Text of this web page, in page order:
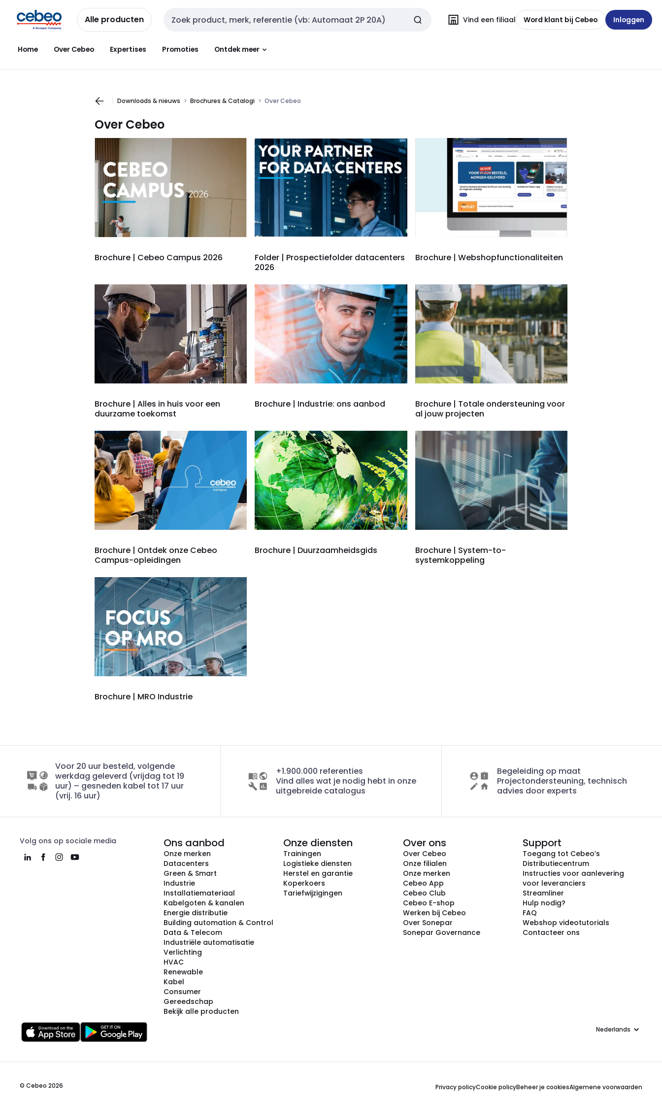
naar
navigatie
naar
inhoud
Alle producten Zoekveld invoer Vind een filiaal Word klant bij Cebeo Inloggen
Home Over Cebeo Expertises Promoties Ontdek meer
Downloads & nieuws Brochures & Catalogi Over Cebeo
Over Cebeo
Brochure | Cebeo Campus 2026
Folder | Prospectiefolder datacenters
2026
Brochure | Webshopfunctionaliteiten
Brochure | Alles in huis voor een
duurzame toekomst
Brochure | Industrie: ons aanbod
Brochure | Totale ondersteuning voor
al jouw projecten
Brochure | Ontdek onze Cebeo
Campus-opleidingen
Brochure | Duurzaamheidsgids
Brochure | System-to-
systemkoppeling
Brochure | MRO Industrie
Voor 20 uur besteld, volgende
werkdag geleverd (vrijdag tot 19
uur) – gesneden kabel tot 17 uur
(vrij. 16 uur)
+1.900.000 referenties
Vind alles wat je nodig hebt in onze
uitgebreide catalogus
Begeleiding op maat
Projectondersteuning, technisch
advies door experts
Volg ons op sociale media Ons aanbod
Onze merken
Datacenters
Green & Smart
Industrie
Installatiemateriaal
Kabelgoten & kanalen
Energie distributie
Building automation & Control
Data & Telecom
Industriële automatisatie
Verlichting
HVAC
Renewable
Kabel
Consumer
Gereedschap
Bekijk alle producten
Onze diensten
Trainingen
Logistieke diensten
Herstel en garantie
Koperkoers
Tariefwijzigingen
Over ons
Over Cebeo
Onze filialen
Onze merken
Cebeo App
Cebeo Club
Cebeo E-shop
Werken bij Cebeo
Over Sonepar
Sonepar Governance
Support
Toegang tot Cebeo’s
Distributiecentrum
Instructies voor aanlevering
voor leveranciers
Streamliner
Hulp nodig?
FAQ
Webshop videotutorials
Contacteer ons
Taal
© Cebeo 2026 Privacy policyCookie policyBeheer je cookiesAlgemene voorwaarden